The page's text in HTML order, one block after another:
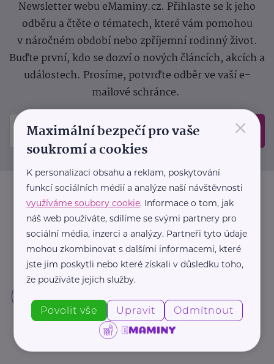
Newsletter webu eMaminy.cz. Přihlaste se k jeho
odběru a čtěte o tématech, které vám pomohou
v náročném období nebo zpříjemní rodinný život.
Buďte první, kdo se dozví o nových článcích, akcích a
událostech. Prosíme, potvrďte odběr ve vaší e-
mailové schránce.
Odeslat
×
Maximální bezpečí pro vaše
soukromí a cookies
K personalizaci obsahu a reklam, poskytování
funkcí sociálních médií a analýze naší návštěvnosti
využíváme soubory cookie. Informace o tom, jak
náš web používáte, sdílíme se svými partnery pro
sociální média, inzerci a analýzy. Partneři tyto údaje
mohou zkombinovat s dalšími informacemi, které
jste jim poskytli nebo které získali v důsledku toho,
že používáte jejich služby.
Povolit vše Upravit Odmítnout